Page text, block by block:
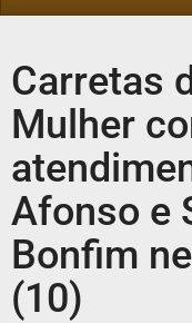
Carretas
Mulher
Afonso e
Bonfim
(10)